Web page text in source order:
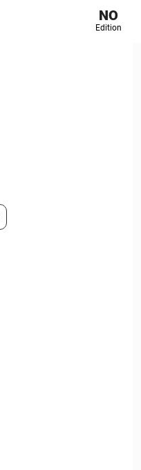
NO
Edition